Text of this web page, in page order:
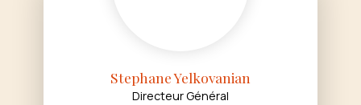
Stephane Yelkovanian
Directeur Général